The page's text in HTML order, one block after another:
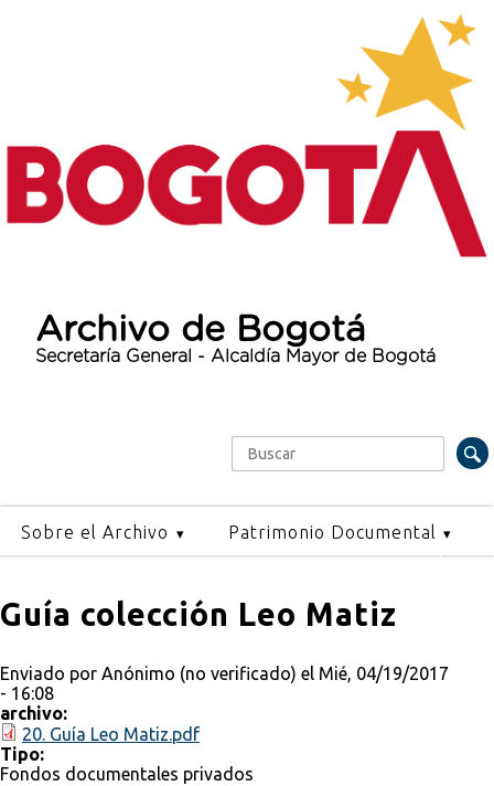
Archivo de Bogotá
Secretaría General - Alcaldía Mayor de Bogotá
Formulario de búsqueda
Buscar
Sobre el Archivo Patrimonio Documental
Guía colección Leo Matiz
Enviado por Anónimo (no verificado) el Mié, 04/19/2017
- 16:08
archivo:
20. Guía Leo Matiz.pdf
Tipo:
Fondos documentales privados